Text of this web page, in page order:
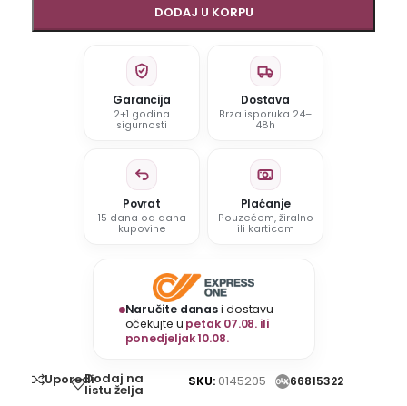
DODAJ U KORPU
Garancija
2+1 godina
sigurnosti
Dostava
Brza isporuka 24–
48h
Povrat
15 dana od dana
kupovine
Plaćanje
Pouzećem, žiralno
ili karticom
Naručite danasi dostavu
očekujte u petak 07.08. ili
ponedjeljak 10.08.
UporediDodaj na
listu želja
SKU: 0145205 66815322